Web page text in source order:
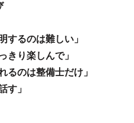
するのは難しい」
きり楽しんで」
るのは整備士だけ」
す」